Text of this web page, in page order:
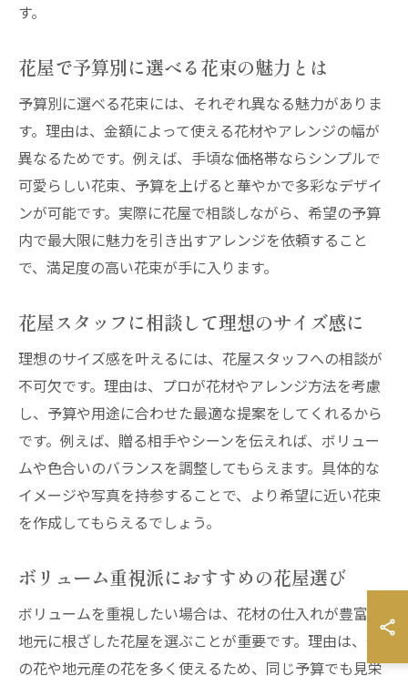
す。
花屋で予算別に選べる花束の魅力とは
予算別に選べる花束には、それぞれ異なる魅力がありま
す。理由は、金額によって使える花材やアレンジの幅が
異なるためです。例えば、手頃な価格帯ならシンプルで
可愛らしい花束、予算を上げると華やかで多彩なデザイ
ンが可能です。実際に花屋で相談しながら、希望の予算
内で最大限に魅力を引き出すアレンジを依頼すること
で、満足度の高い花束が手に入ります。
花屋スタッフに相談して理想のサイズ感に
理想のサイズ感を叶えるには、花屋スタッフへの相談が
不可欠です。理由は、プロが花材やアレンジ方法を考慮
し、予算や用途に合わせた最適な提案をしてくれるから
です。例えば、贈る相手やシーンを伝えれば、ボリュー
ムや色合いのバランスを調整してもらえます。具体的な
イメージや写真を持参することで、より希望に近い花束
を作成してもらえるでしょう。
ボリューム重視派におすすめの花屋選び
ボリュームを重視したい場合は、花材の仕入れが豊富で
地元に根ざした花屋を選ぶことが重要です。理由は、旬
の花や地元産の花を多く使えるため、同じ予算でも見栄